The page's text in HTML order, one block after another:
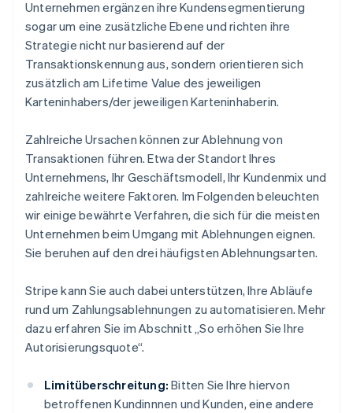
Unternehmen ergänzen ihre Kundensegmentierung
sogar um eine zusätzliche Ebene und richten ihre
Strategie nicht nur basierend auf der
Transaktionskennung aus, sondern orientieren sich
zusätzlich am Lifetime Value des jeweiligen
Karteninhabers/der jeweiligen Karteninhaberin.
Zahlreiche Ursachen können zur Ablehnung von
Transaktionen führen. Etwa der Standort Ihres
Unternehmens, Ihr Geschäftsmodell, Ihr Kundenmix und
zahlreiche weitere Faktoren. Im Folgenden beleuchten
wir einige bewährte Verfahren, die sich für die meisten
Unternehmen beim Umgang mit Ablehnungen eignen.
Sie beruhen auf den drei häufigsten Ablehnungsarten.
Stripe kann Sie auch dabei unterstützen, Ihre Abläufe
rund um Zahlungsablehnungen zu automatisieren. Mehr
dazu erfahren Sie im Abschnitt „So erhöhen Sie Ihre
Autorisierungsquote“.
Limitüberschreitung: Bitten Sie Ihre hiervon
betroffenen Kundinnnen und Kunden, eine andere